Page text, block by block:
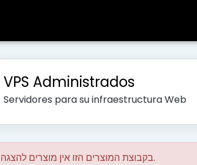
VPS Administrados
Servidores para su infraestructura Web
בקבוצת המוצרים הזו אין מוצרים להצגה.